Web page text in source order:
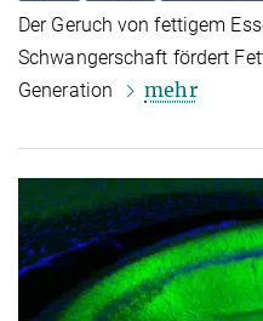
Der Geruch von fettigem
Schwangerschaft fördert
Generation
mehr